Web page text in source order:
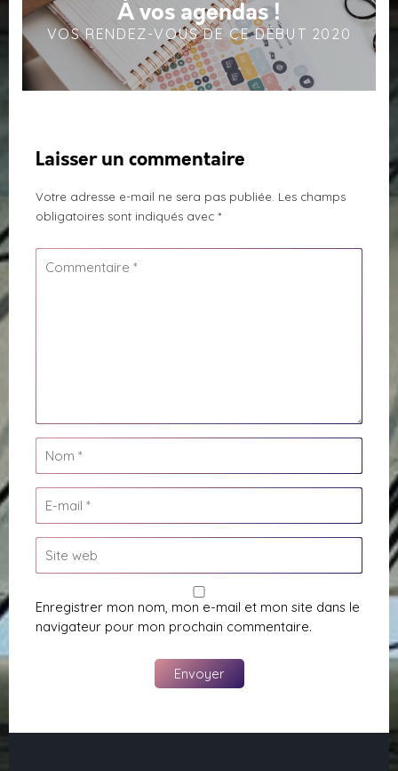
À vos agendas !
VOS RENDEZ-VOUS DE CE DÉBUT 2020
Laisser un commentaire
Votre adresse e-mail ne sera pas publiée. Les champs
obligatoires sont indiqués avec *
Enregistrer mon nom, mon e-mail et mon site dans le
navigateur pour mon prochain commentaire.